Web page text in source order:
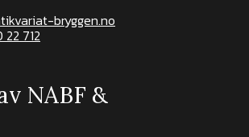
bryggen.no
712
NABF &